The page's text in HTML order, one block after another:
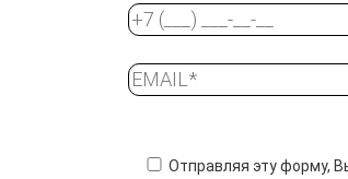
Отправляя эту форму,